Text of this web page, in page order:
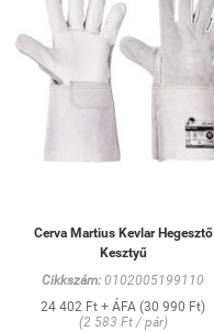
Cerva Martius Kevlar Hegesztő
Kesztyű
Cikkszám: 0102005199110
24 402 Ft + ÁFA (30 990 Ft)
(2 583 Ft / pár)